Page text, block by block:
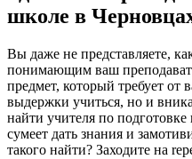
школе в
Вы даже не представляете,
понимающим ваш
предмет, который требует от
выдержки учиться, но и
найти учителя по
сумеет дать знания и
такого найти? Заходите на